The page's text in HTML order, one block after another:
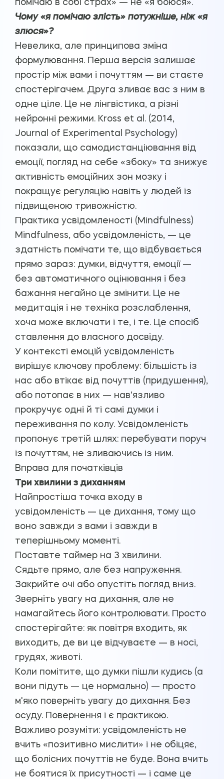
помічаю в собі страх» — не «я боюся».
Чому «я помічаю злість» потужніше, ніж «я
злюся»?
Невелика, але принципова зміна
формулювання. Перша версія залишає
простір між вами і почуттям — ви стаєте
спостерігачем. Друга зливає вас з ним в
одне ціле. Це не лінгвістика, а різні
нейронні режими. Kross et al. (2014,
Journal of Experimental Psychology)
показали, що самодистанціювання від
емоції, погляд на себе «збоку» та знижує
активність емоційних зон мозку і
покращує регуляцію навіть у людей із
підвищеною тривожністю.
Практика усвідомленості (Mindfulness)
Mindfulness, або усвідомленість, — це
здатність помічати те, що відбувається
прямо зараз: думки, відчуття, емоції —
без автоматичного оцінювання і без
бажання негайно це змінити. Це не
медитація і не техніка розслаблення,
хоча може включати і те, і те. Це спосіб
ставлення до власного досвіду.
У контексті емоцій усвідомленість
вирішує ключову проблему: більшість із
нас або втікає від почуттів (придушення),
або потопає в них — нав'язливо
прокручує одні й ті самі думки і
переживання по колу. Усвідомленість
пропонує третій шлях: перебувати поруч
із почуттям, не зливаючись із ним.
Вправа для початківців
Три хвилини з диханням
Найпростіша точка входу в
усвідомленість — це дихання, тому що
воно завжди з вами і завжди в
теперішньому моменті.
Поставте таймер на 3 хвилини.
Сядьте прямо, але без напруження.
Закрийте очі або опустіть погляд вниз.
Зверніть увагу на дихання, але не
намагайтесь його контролювати. Просто
спостерігайте: як повітря входить, як
виходить, де ви це відчуваєте — в носі,
грудях, животі.
Коли помітите, що думки пішли кудись (а
вони підуть — це нормально) — просто
м'яко поверніть увагу до дихання. Без
осуду. Повернення і є практикою.
Важливо розуміти: усвідомленість не
вчить «позитивно мислити» і не обіцяє,
що болісних почуттів не буде. Вона вчить
не боятися їх присутності — і саме це